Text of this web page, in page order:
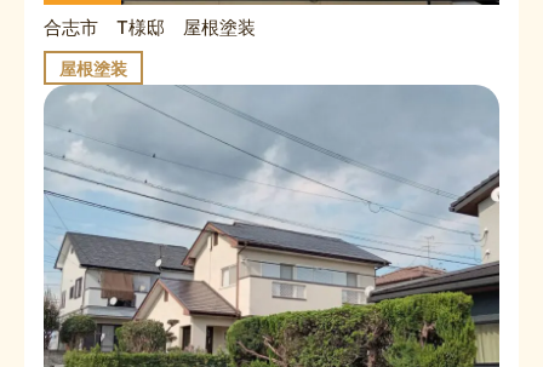
合志市 T様邸 屋根塗装
屋根塗装